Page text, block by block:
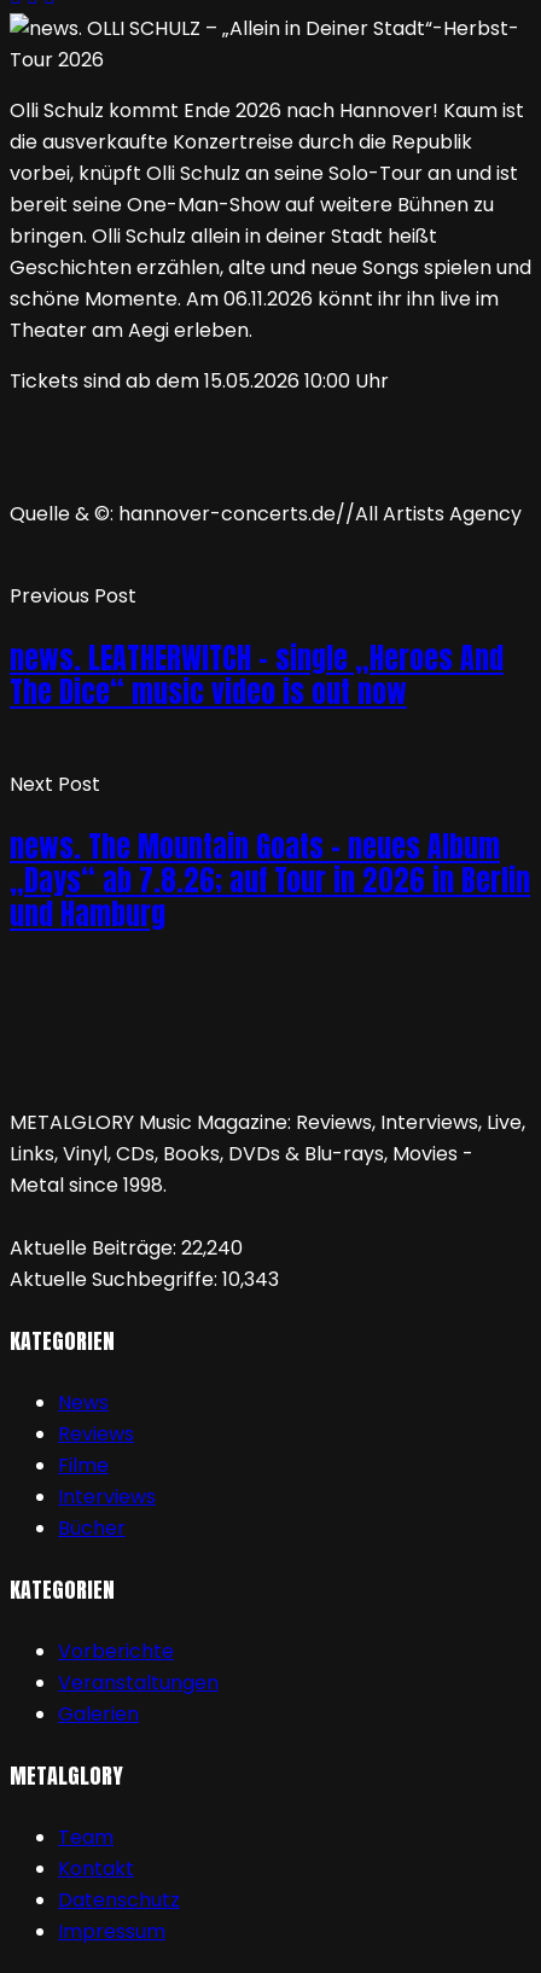
Olli Schulz kommt Ende 2026 nach Hannover! Kaum ist
die ausverkaufte Konzertreise durch die Republik
vorbei, knüpft Olli Schulz an seine Solo-Tour an und ist
bereit seine One-Man-Show auf weitere Bühnen zu
bringen. Olli Schulz allein in deiner Stadt heißt
Geschichten erzählen, alte und neue Songs spielen und
schöne Momente. Am 06.11.2026 könnt ihr ihn live im
Theater am Aegi erleben.
Tickets sind ab dem 15.05.2026 10:00 Uhr
Quelle & ©: hannover-concerts.de//All Artists Agency
Previous Post
news. LEATHERWITCH – single „Heroes And
The Dice“ music video is out now
Next Post
news. The Mountain Goats – neues Album
„Days“ ab 7.8.26; auf Tour in 2026 in Berlin
und Hamburg
METALGLORY Music Magazine: Reviews, Interviews, Live,
Links, Vinyl, CDs, Books, DVDs & Blu-rays, Movies -
Metal since 1998.
Aktuelle Beiträge: 22,240
Aktuelle Suchbegriffe: 10,343
KATEGORIEN
News
Reviews
Filme
Interviews
Bücher
KATEGORIEN
Vorberichte
Veranstaltungen
Galerien
METALGLORY
Team
Kontakt
Datenschutz
Impressum